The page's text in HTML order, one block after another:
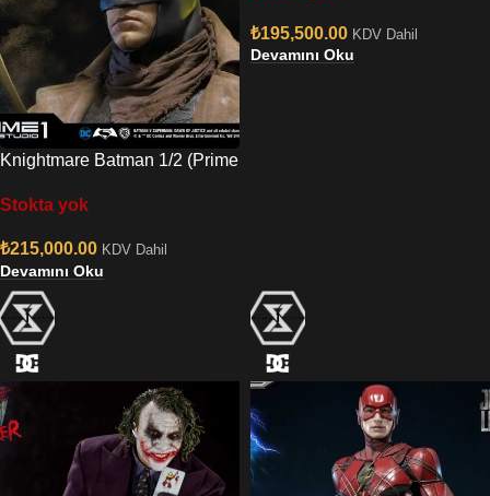
Knightmare Batman 1/2 (Prime
Stokta yok
₺215,000.00 KDV Dahil
Devamını Oku
₺195,500.00 KDV Dahil
Devamını Oku